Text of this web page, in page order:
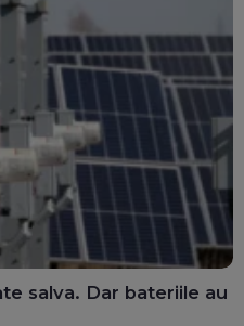
salva. Dar bateriile au